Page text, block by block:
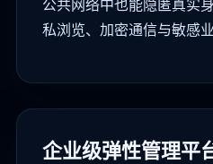
公共网络中也能隐匿真实
私浏览、加密通信与敏感业
企业级弹性管理平